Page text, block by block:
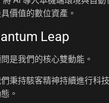
價值的數位資產。
Leap
是我們的核心雙動能。
秉持駭客精神持續進行科
。